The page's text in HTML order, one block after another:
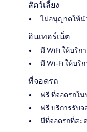
สัตว์เลี้ยง
ไม่อนุญาตให้น
อินเทอร์เน็ต
มี WiFi ให้บริ
มี Wi-Fi ให้บริ
ที่จอดรถ
ฟรี ที่จอดรถใ
ฟรี บริการรับ
มีที่จอดรถที่สะ